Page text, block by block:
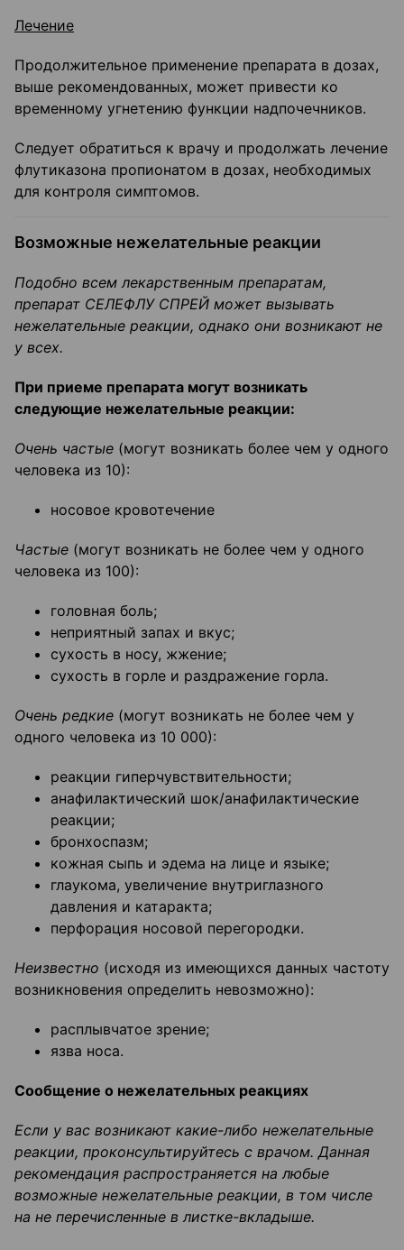
Лечение
Продолжительное применение препарата в дозах,
выше рекомендованных, может привести ко
временному угнетению функции надпочечников.
Следует обратиться к врачу и продолжать лечение
флутиказона пропионатом в дозах, необходимых
для контроля симптомов.
Возможные нежелательные реакции
Подобно всем лекарственным препаратам,
препарат СЕЛЕФЛУ СПРЕЙ может вызывать
нежелательные реакции, однако они возникают не
у всех.
При приеме препарата могут возникать
следующие нежелательные реакции:
Очень частые (могут возникать более чем у одного
человека из 10):
носовое кровотечение
Частые (могут возникать не более чем у одного
человека из 100):
головная боль;
неприятный запах и вкус;
сухость в носу, жжение;
сухость в горле и раздражение горла.
Очень редкие (могут возникать не более чем у
одного человека из 10 000):
реакции гиперчувствительности;
анафилактический шок/анафилактические
реакции;
бронхоспазм;
кожная сыпь и эдема на лице и языке;
глаукома, увеличение внутриглазного
давления и катаракта;
перфорация носовой перегородки.
Неизвестно (исходя из имеющихся данных частоту
возникновения определить невозможно):
расплывчатое зрение;
язва носа.
Сообщение о нежелательных реакциях
Если у вас возникают какие-либо нежелательные
реакции, проконсультируйтесь с врачом. Данная
рекомендация распространяется на любые
возможные нежелательные реакции, в том числе
на не перечисленные в листке-вкладыше.